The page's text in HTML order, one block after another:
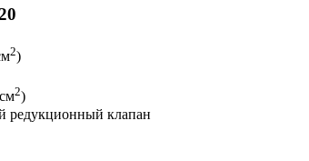
2)
2)
редукционный клапан